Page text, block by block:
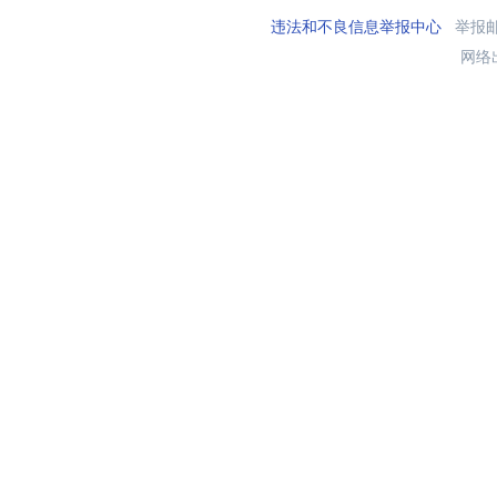
违法和不良信息举报中心举报
网